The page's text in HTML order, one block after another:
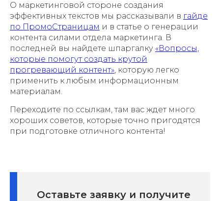
О маркетинговой стороне создания
эффективных текстов мы рассказывали в гайде
по ПромоСтраницам и в статье о генерации
контента силами отдела маркетинга. В
последней вы найдете шпаргалку «Вопросы,
которые помогут создать крутой
прогревающий контент», которую легко
применить к любым информационным
материалам.
Переходите по ссылкам, там вас ждет много
хороших советов, которые точно пригодятся
при подготовке отличного контента!
Оставьте заявку и получите